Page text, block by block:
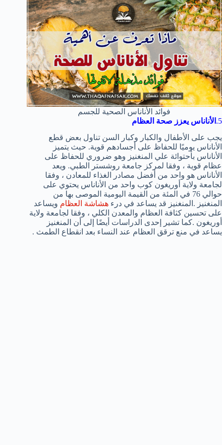
فوائد الأناناس الصحية للجسم
5. الأناناس يعزز صحة العظام
يجب على الأطفال والكبار وكبار السن تناول بعض قطع
الأناناس يوميًا للحفاظ على أجسادهم قوية. حيث يتميز
الأناناس بأحتوائة علي المنغنيز وهو ضروري للحفاظ على
عظام قوية ، وفقا لمركز جامعة روشستر الطبي. ويعد
الأناناس هو واحد من أفضل مصادر الغذاء للمعادن ، وفقا
لجامعة ولاية أوريغون كوب واحد من الأناناس يحتوي على
حوالي 76 في المئة من القيمة اليومية الموصى بها من
المنغنيز .المنغنيز قد يساعد في درء هشاشة العظام ويساعد
على تحسين كثافة العظام والمعدن الكلي ، وفقا لجامعة ولاية
أوريغون .كما تشير إحدى الدراسات أيضًا إلى أن المنغنيز
يساعد في منع ترقق العظام عند النساء بعد انقطاع الطمث .